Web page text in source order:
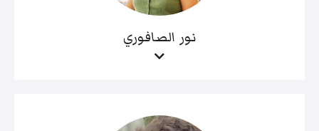
نور الصافوري